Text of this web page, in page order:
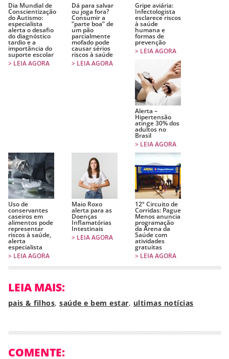
Dia Mundial de
Conscientização
do Autismo:
especialista
alerta o desafio
do diagnóstico
tardio e a
importância do
suporte escolar
> LEIA AGORA
Dá para salvar
ou joga fora?
Consumir a
“parte boa” de
um pão
parcialmente
mofado pode
causar sérios
riscos à saúde
> LEIA AGORA
Gripe aviária:
Infectologista
esclarece riscos
à saúde
humana e
formas de
prevenção
> LEIA AGORA
Alerta –
Hipertensão
atinge 30% dos
adultos no
Brasil
> LEIA AGORA
Uso de
conservantes
caseiros em
alimentos pode
representar
riscos à saúde,
alerta
especialista
> LEIA AGORA
Maio Roxo
alerta para as
Doenças
Inflamatórias
Intestinais
> LEIA AGORA
12º Circuito de
Corridas: Pague
Menos anuncia
programação
da Arena da
Saúde com
atividades
gratuitas
> LEIA AGORA
LEIA MAIS:
pais & filhos,saúde e bem estar, ultimas notícias
COMENTE: